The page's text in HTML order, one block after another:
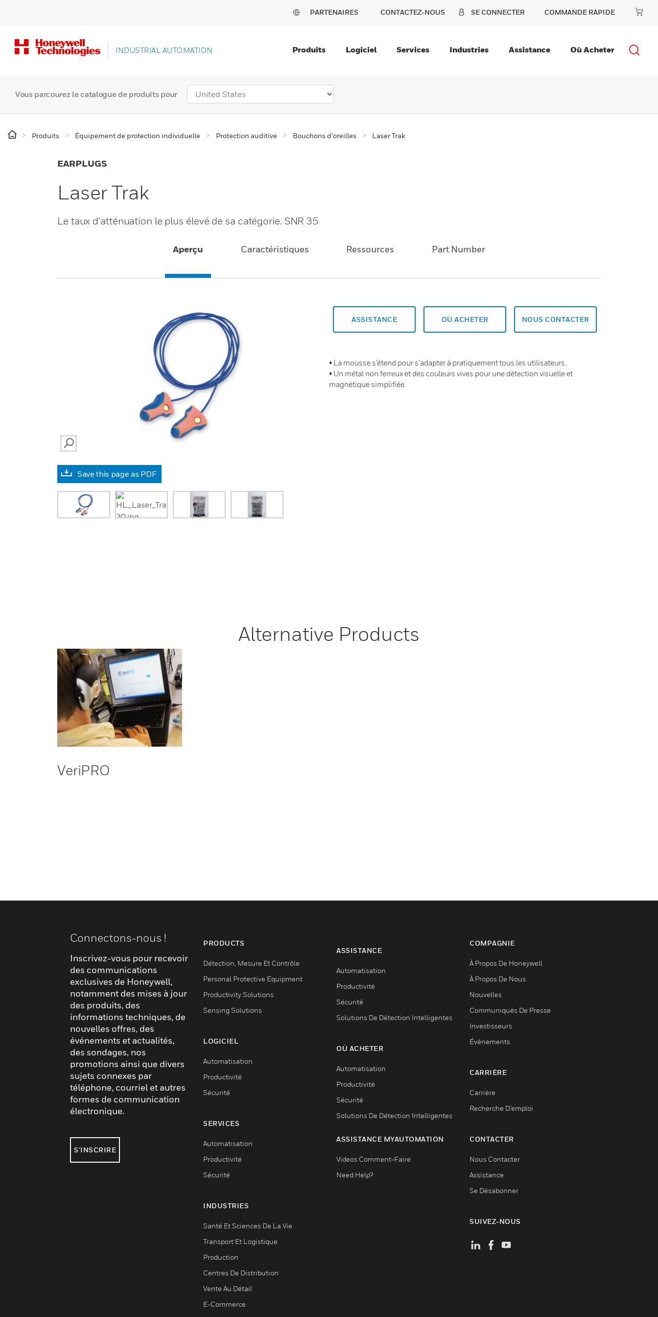
PARTENAIRES CONTACTEZ-NOUS SE CONNECTER COMMANDE RAPIDE
INDUSTRIAL AUTOMATION Produits Logiciel Services Industries Assistance Où Acheter
Vous parcourez le catalogue de produits pour
Produits Équipement de protection individuelle Protection auditive Bouchons d'oreilles Laser Trak
EARPLUGS
Laser Trak
Le taux d’atténuation le plus élevé de sa catégorie. SNR 35
Aperçu Caractéristiques Ressources Part Number
SEARCH
Save this page as PDF
ASSISTANCE OÙ ACHETER NOUS CONTACTER
• La mousse s’étend pour s’adapter à pratiquement tous les utilisateurs.
• Un métal non ferreux et des couleurs vives pour une détection visuelle et
magnétique simplifiée.
Alternative Products
VeriPRO
Connectons-nous !
Inscrivez-vous pour recevoir
des communications
exclusives de Honeywell,
notamment des mises à jour
des produits, des
informations techniques, de
nouvelles offres, des
événements et actualités,
des sondages, nos
promotions ainsi que divers
sujets connexes par
téléphone, courriel et autres
formes de communication
électronique.
S'INSCRIRE
PRODUCTS
Détection, Mesure Et Contrôle
Personal Protective Equipment
Productivity Solutions
Sensing Solutions
LOGICIEL
Automatisation
Productivité
Sécurité
SERVICES
Automatisation
Productivité
Sécurité
INDUSTRIES
Santé Et Sciences De La Vie
Transport Et Logistique
Production
Centres De Distribution
Vente Au Détail
E-Commerce
ASSISTANCE
Automatisation
Productivité
Sécurité
Solutions De Détection Intelligentes
OÙ ACHETER
Automatisation
Productivité
Sécurité
Solutions De Détection Intelligentes
ASSISTANCE MYAUTOMATION
Videos Comment-Faire
Need Help?
COMPAGNIE
À Propos De Honeywell
À Propos De Nous
Nouvelles
Communiqués De Presse
Investisseurs
Événements
CARRIÈRE
Carrière
Recherche D'emploi
CONTACTER
Nous Contacter
Assistance
Se Désabonner
SUIVEZ-NOUS